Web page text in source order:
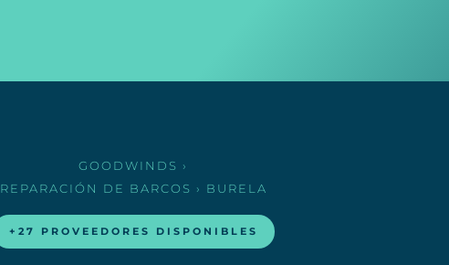
GOODWINDS ›
REPARACIÓN DE BARCOS › BURELA
+27 PROVEEDORES DISPONIBLES